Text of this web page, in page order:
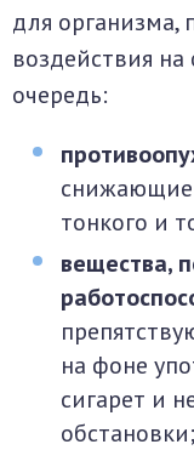
для организма,
воздействия
очередь:
снижающие
тонкого и
вещества,
на фоне
сигарет и
обстановки;